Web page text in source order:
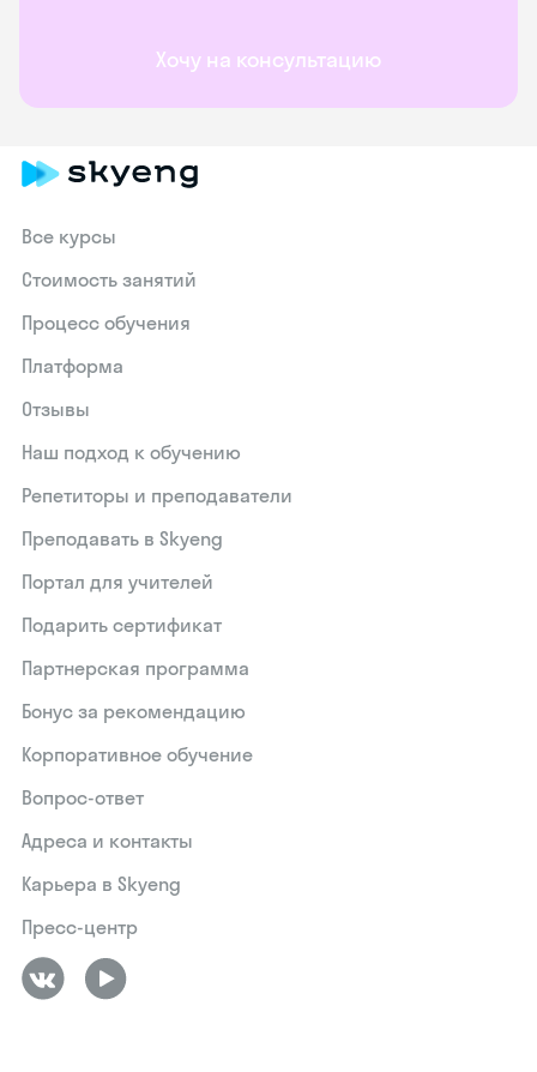
Хочу на консультацию
Все курсы
Стоимость занятий
Процесс обучения
Платформа
Отзывы
Наш подход к обучению
Репетиторы и преподаватели
Преподавать в Skyeng
Портал для учителей
Подарить сертификат
Партнерская программа
Бонус за рекомендацию
Корпоративное обучение
Вопрос-ответ
Адреса и контакты
Карьера в Skyeng
Пресс-центр